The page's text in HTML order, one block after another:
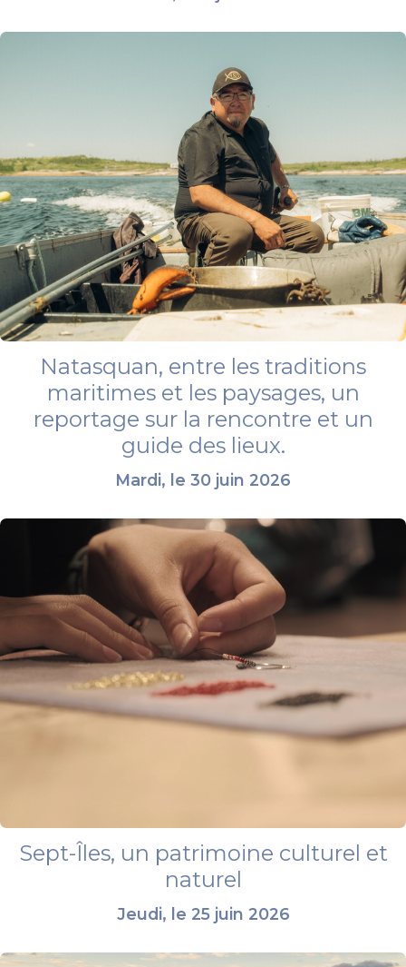
Natasquan, entre les traditions
maritimes et les paysages, un
reportage sur la rencontre et un
guide des lieux.
Mardi, le 30 juin 2026
Sept-Îles, un patrimoine culturel et
naturel
Jeudi, le 25 juin 2026